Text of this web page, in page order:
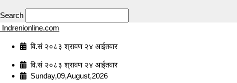
Search
Indrenionline.com
वि.सं २०८३ श्रावण २४ आईतवार
वि.सं २०८३ श्रावण २४ आईतवार
Sunday,09,August,2026